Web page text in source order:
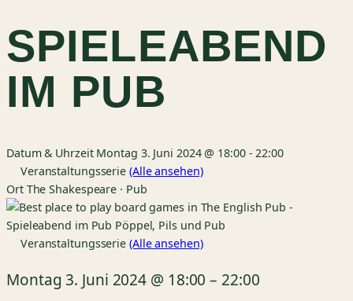
SPIELEABEND
IM PUB
Datum & Uhrzeit Montag 3. Juni 2024 @ 18:00-22:00
Veranstaltungsserie (Alle ansehen)
Ort The Shakespeare · Pub
Veranstaltungsserie (Alle ansehen)
Montag 3. Juni 2024 @ 18:00– 22:00